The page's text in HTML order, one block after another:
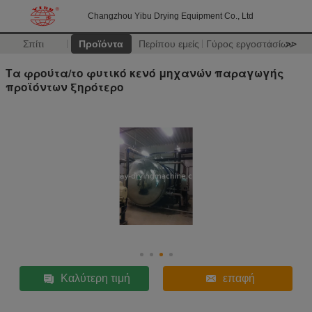
Changzhou Yibu Drying Equipment Co., Ltd
Σπίτι Προϊόντα Περίπου εμείς Γύρος εργοστασίων
>>
Τα φρούτα/το φυτικό κενό μηχανών παραγωγής
προϊόντων ξηρότερο
Καλύτερη τιμή επαφή